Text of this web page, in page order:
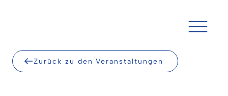
Zurück zu den Veranstaltungen